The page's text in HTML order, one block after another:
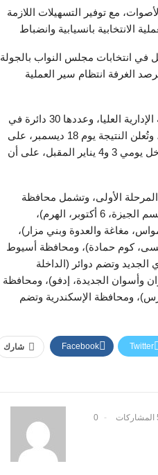
مع توفير التسهيلات اللازمة
الانتخابية بانسيابية وانضباط
في انتخابات مجلس النواب بالجولة
حيث ترصد الغرفة انتظام سير العملية
وتُجرى انتخابات مجلس النواب في الدوائر الملغاة من المرحلة الأولى بحكم المحكمة الإدارية العليا، وعددها 30 دائرة في
10 محافظات يومي الأربعاء والخميس الموافقين 10 و11 ديسمبر الجاري في الداخل، وتُعلن النتيجة يوم 18 ديسمبر، على
أن تجرى جولة الإعادة في الخارج يومي 31 ديسمبر الجاري، و1 يناير 2026، وفي الداخل يومي 3 و4 يناير المقبل، على أن
فقط في 30 دائرة داخل 10 محافظات ضمن المرحلة الأولى، وتشمل محافظة
الجيزة وتضم دوائر (البدرشين، منشأة القناطر، بولاق الدكرور، العمرانية والطالبية، قسم الجيزة، 6 أكتوبر، الهرم)،
مغاغة والعدوة وبني مزار)،
كوم حمادة)، ومحافظة أسيوط
وتضم دوائر (الداخلة
وأسوان الجديدة، إدفو)، ومحافظة
ومحافظة الإسكندرية وتضم
شارك Facebook Twitter
0